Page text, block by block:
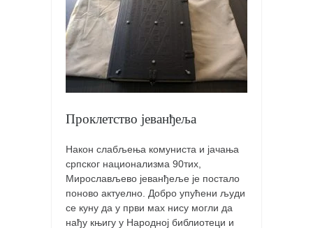
светлопис
законоправило
духовни отац
православље
ћирилица
породичне приче
прота Воја
уместо твитера
календар српски
Проклетство јеванђеља
Након слабљења комуниста и јачања
српског национализма 90тих,
Мирослављево јеванђеље је постало
поново актуелно. Добро упућени људи
се куну да у први мах нису могли да
нађу књигу у Народној библиотеци и